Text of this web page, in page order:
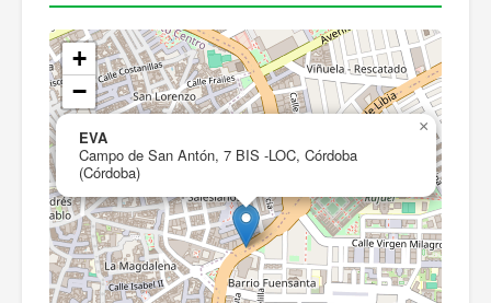
EVA
Campo de San Antón, 7 BIS -LOC, Córdoba
(Córdoba)
×
+
−